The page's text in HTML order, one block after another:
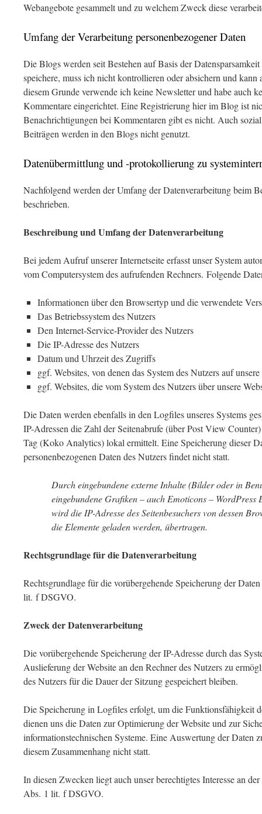
Webangebote gesammelt und zu welchem Zweck diese
Umfang der Verarbeitung personenbezogener Daten
Die Blogs werden seit Bestehen auf Basis der
speichere, muss ich nicht kontrollieren oder absichern und
diesem Grunde verwende ich keine Newsletter und habe auch
Kommentare eingerichtet. Eine Registrierung hier im Blog ist
Benachrichtigungen bei Kommentaren gibt es nicht. Auch
Beiträgen werden in den Blogs nicht genutzt.
Datenübermittlung und -protokollierung zu
Nachfolgend werden der Umfang der Datenverarbeitung beim
beschrieben.
Beschreibung und Umfang der Datenverarbeitung
Bei jedem Aufruf unserer Internetseite erfasst unser System
vom Computersystem des aufrufenden Rechners. Folgende
Informationen über den Browsertyp und die verwendete
Das Betriebssystem des Nutzers
Den Internet-Service-Provider des Nutzers
Die IP-Adresse des Nutzers
Datum und Uhrzeit des Zugriffs
ggf. Websites, von denen das System des Nutzers auf
ggf. Websites, die vom System des Nutzers über unsere
Die Daten werden ebenfalls in den Logfiles unseres Systems
IP-Adressen die Zahl der Seitenabrufe (über Post View
Tag (Koko Analytics) lokal ermittelt. Eine Speicherung dieser
personenbezogenen Daten des Nutzers findet nicht statt.
Durch eingebundene externe Inhalte (Bilder oder in
eingebundene Grafiken – auch Emoticons – WordPress
wird die IP-Adresse des Seitenbesuchers von dessen
die Elemente geladen werden, übertragen.
Rechtsgrundlage für die Datenverarbeitung
Rechtsgrundlage für die vorübergehende Speicherung der
lit. f DSGVO.
Zweck der Datenverarbeitung
Die vorübergehende Speicherung der IP-Adresse durch das
Auslieferung der Website an den Rechner des Nutzers zu
des Nutzers für die Dauer der Sitzung gespeichert bleiben.
Die Speicherung in Logfiles erfolgt, um die Funktionsfähigkeit
dienen uns die Daten zur Optimierung der Website und zur
informationstechnischen Systeme. Eine Auswertung der Daten
diesem Zusammenhang nicht statt.
In diesen Zwecken liegt auch unser berechtigtes Interesse an
Abs. 1 lit. f DSGVO.